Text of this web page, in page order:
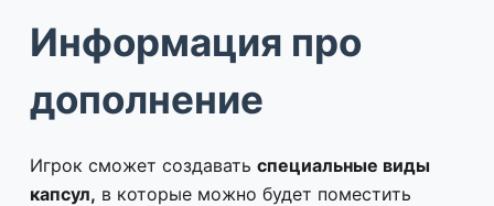
Информация про
дополнение
Игрок сможет создавать специальные виды
капсул, в которые можно будет поместить